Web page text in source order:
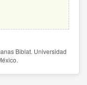
Biblat. Universidad